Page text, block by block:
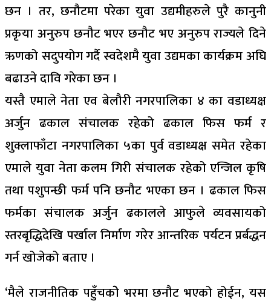
छन । तर, छनौटमा परेका युवा उद्यमीहरुले पुरै कानुनी
प्रकृया अनुरुप छनौट भएर छनौट भए अनुरुप राज्यले दिने
ऋणको सदुपयोग गर्दै स्वदेशमै युवा उद्यमका कार्यक्रम अघि
बढाउने दावि गरेका छन ।
यस्तै एमाले नेता एव बेलौरी नगरपालिका ४ का वडाध्यक्ष
अर्जुन ढकाल संचालक रहेको ढकाल फिस फर्म र
शुक्लाफाँटा नगरपालिका ५का पुर्व वडाध्यक्ष समेत रहेका
एमाले युवा नेता कलम गिरी संचालक रहेको एन्जिल कृषि
तथा पशुपन्छी फर्म पनि छनौट भएका छन । ढकाल फिस
फर्मका संचालक अर्जुन ढकालले आफुले व्यवसायको
स्तरबृद्धिदेखि पर्खाल निर्माण गरेर आन्तरिक पर्यटन प्रर्बद्धन
गर्न खोजेको बताए ।
‘मैले राजनीतिक पहुँचकोे भरमा छनौट भएको होईन, यस